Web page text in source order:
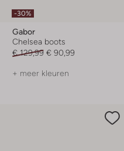
-30%
Gabor
Chelsea boots
€ 129,99 € 90,99
+ meer kleuren